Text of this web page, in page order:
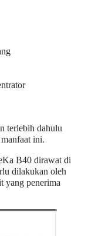
terlebih dahulu
ini.
B40 dirawat di
dilakukan oleh
yang penerima